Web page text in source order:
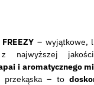
– wyjątkowe,
najwyższej
i aromatycznego
przekąska – to